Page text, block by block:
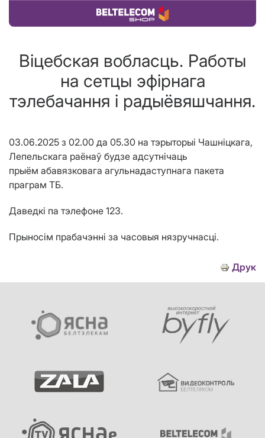
Купіць тавар
Віцебская вобласць. Работы
на сетцы эфірнага
тэлебачання і радыёвяшчання.
03.06.2025 з 02.00 да 05.30 на тэрыторыі Чашніцкага,
Лепельскага раёнаў будзе адсутнічаць
прыём абавязковага агульнадаступнага пакета
праграм ТБ.
Даведкі па тэлефоне 123.
Прыносім прабачэнні за часовыя нязручнасці.
Друк